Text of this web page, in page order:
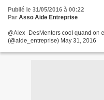
Publié le 31/05/2016 à 00:22
Par Asso Aide Entreprise
@Alex_DesMentors cool quand on
(@aide_entreprise) May 31, 2016